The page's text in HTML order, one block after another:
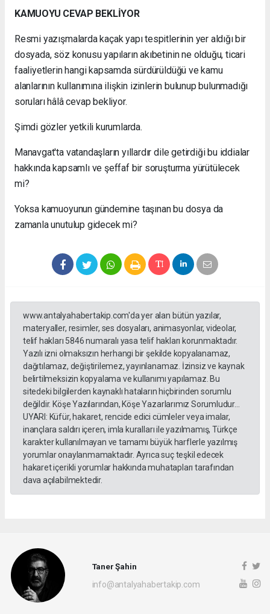
KAMUOYU CEVAP BEKLİYOR
Resmi yazışmalarda kaçak yapı tespitlerinin yer aldığı bir
dosyada, söz konusu yapıların akıbetinin ne olduğu, ticari
faaliyetlerin hangi kapsamda sürdürüldüğü ve kamu
alanlarının kullanımına ilişkin izinlerin bulunup bulunmadığı
soruları hâlâ cevap bekliyor.
Şimdi gözler yetkili kurumlarda.
Manavgat'ta vatandaşların yıllardır dile getirdiği bu iddialar
hakkında kapsamlı ve şeffaf bir soruşturma yürütülecek
mi?
Yoksa kamuoyunun gündemine taşınan bu dosya da
zamanla unutulup gidecek mi?
www.antalyahabertakip.com'da yer alan bütün yazılar,
materyaller, resimler, ses dosyaları, animasyonlar, videolar,
telif hakları 5846 numaralı yasa telif hakları korunmaktadır.
Yazılı izni olmaksızın herhangi bir şekilde kopyalanamaz,
dağıtılamaz, değiştirilemez, yayınlanamaz. İzinsiz ve kaynak
belirtilmeksizin kopyalama ve kullanımı yapılamaz. Bu
sitedeki bilgilerden kaynaklı hataların hiçbirinden sorumlu
değildir. Köşe Yazılarından, Köşe Yazarlarımız Sorumludur...
UYARI: Küfür, hakaret, rencide edici cümleler veya imalar,
inançlara saldırı içeren, imla kuralları ile yazılmamış, Türkçe
karakter kullanılmayan ve tamamı büyük harflerle yazılmış
yorumlar onaylanmamaktadır. Ayrıca suç teşkil edecek
hakaret içerikli yorumlar hakkında muhatapları tarafından
dava açılabilmektedir.
Taner Şahin
info@antalyahabertakip.com